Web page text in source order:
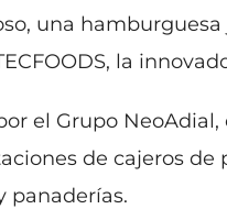
una
la
el Grupo
de cajeros de
panaderías.